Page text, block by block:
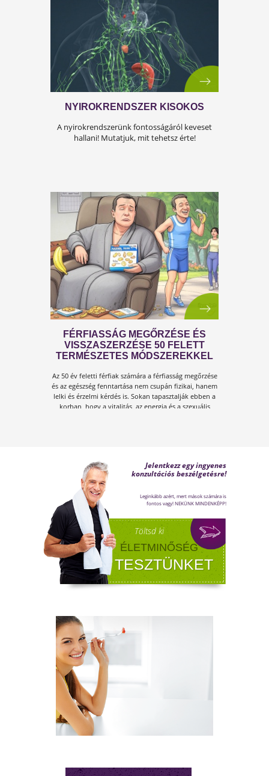
A KÁNIKULA 6 LEGFŐBB
emelkedik, szervezetünk hőszabályozó
rendszere komoly terhelés alá kerül.Tünetek,
megoldások!
Sokan gondolják, hogy a változókor csak a
nőket érinti. Valójában a férfiaknál is
jelentkezik a tesztoszteronszint fokozatos
csökkenése, amit andropauzának vagy
férfiklimaxnak nevezünk. Honnan tudod,
elért téged is? Hogyan tudod megállítani?
Milyen lehetőségeket rejt? Olvass tovább!